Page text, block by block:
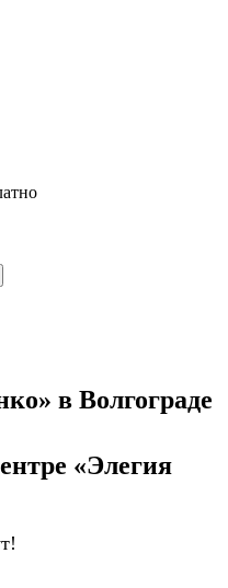
в Волгограде
«Элегия